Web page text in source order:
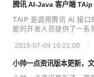
腾讯 AI-Java 客户端
TAIP 是调用腾讯 AI 接
能的开发人员提供了一系
检索接口 优图手写OCR
me</groupId>
>4.3.2</version> </
2018-07-09 10:21:08
小帅一点资讯版本更新，